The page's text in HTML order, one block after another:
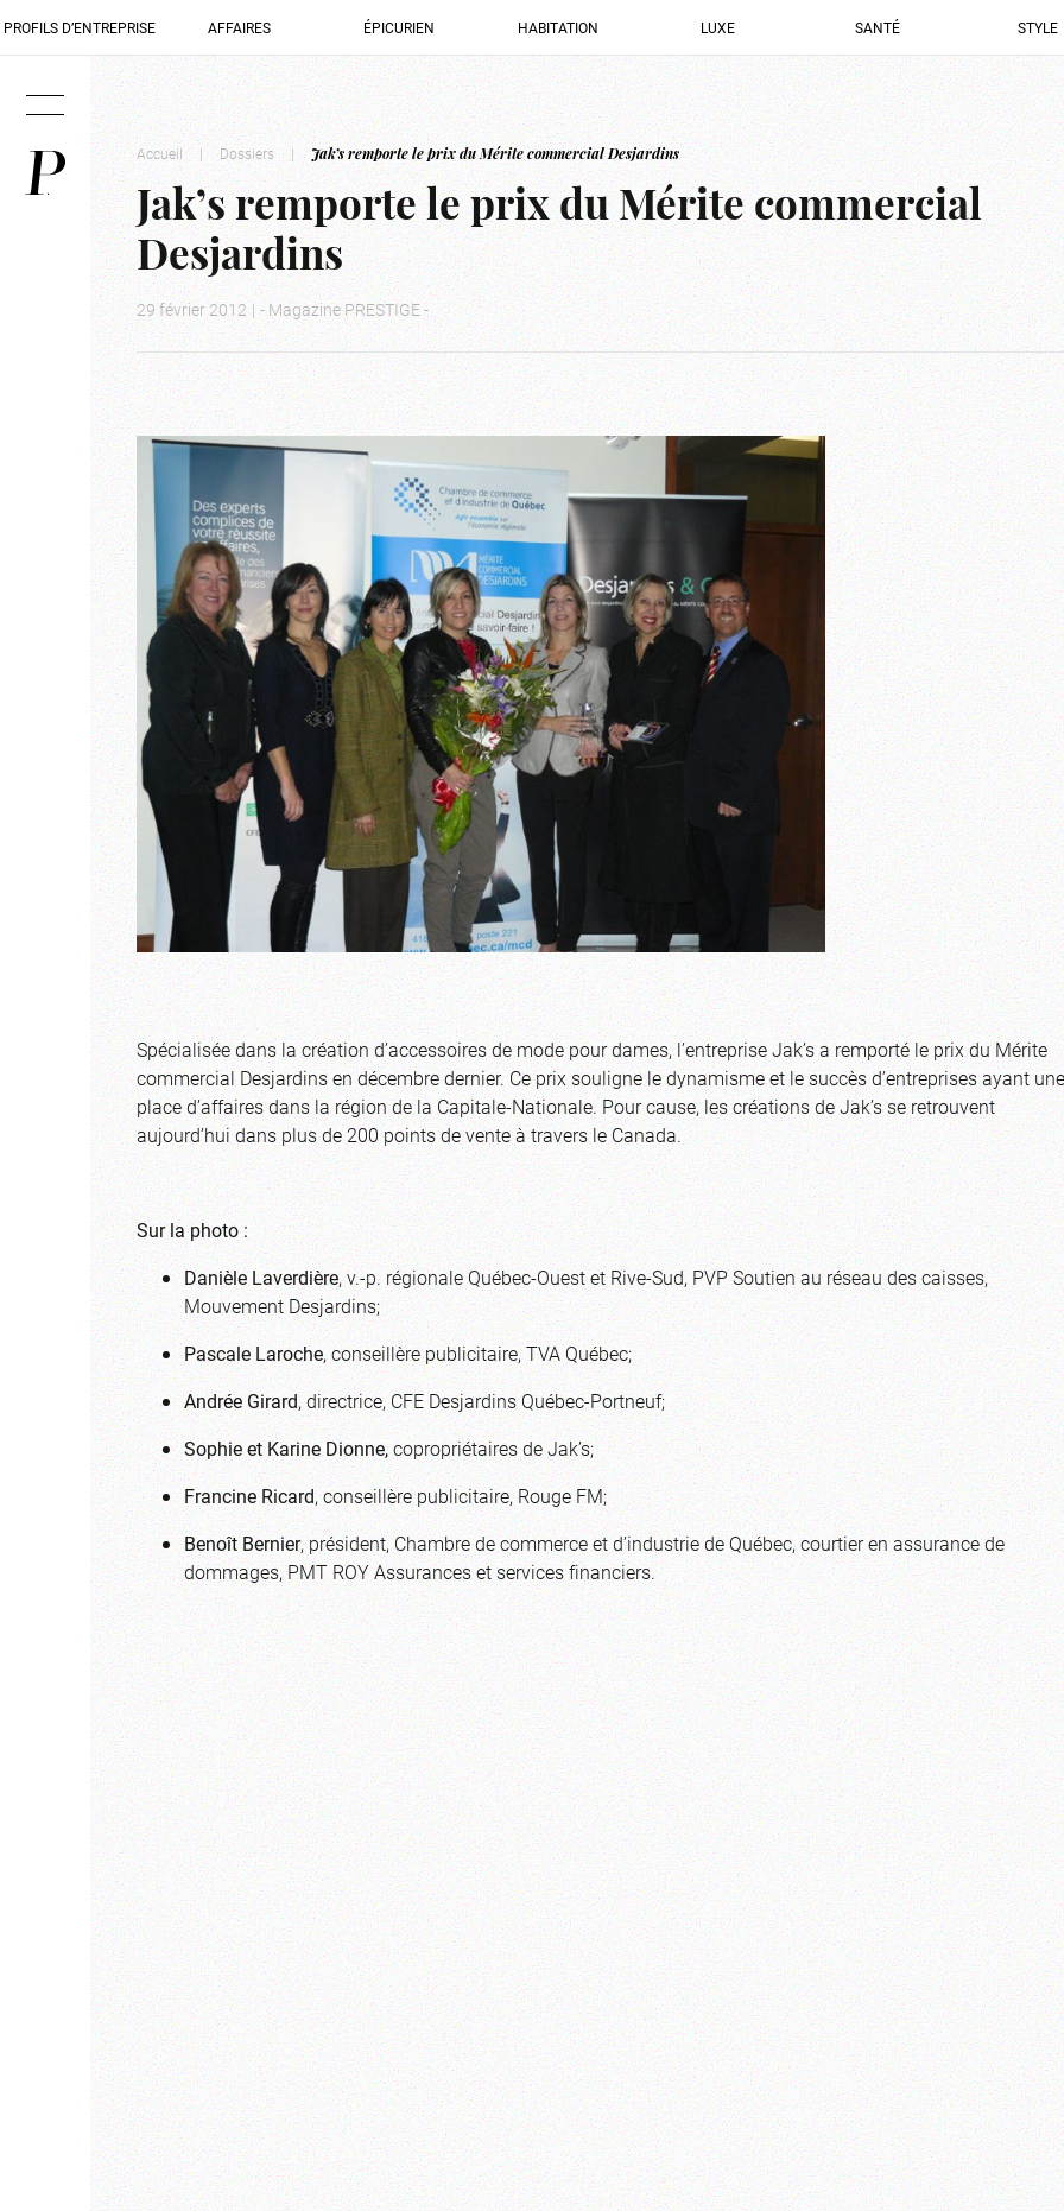
PROFILS D’ENTREPRISE AFFAIRES ÉPICURIEN HABITATION LUXE SANTÉ STYLE
Accueil | Dossiers | Jak’s remporte le prix du Mérite commercial Desjardins
Jak’s remporte le prix du Mérite commercial
Desjardins
29 février 2012 | - Magazine PRESTIGE -
Spécialisée dans la création d’accessoires de mode pour dames, l’entreprise Jak’s a remporté le prix du Mérite
commercial Desjardins en décembre dernier. Ce prix souligne le dynamisme et le succès d’entreprises ayant une
place d’affaires dans la région de la Capitale-Nationale. Pour cause, les créations de Jak’s se retrouvent
aujourd’hui dans plus de 200 points de vente à travers le Canada.
Sur la photo :
Danièle Laverdière, v.-p. régionale Québec-Ouest et Rive-Sud, PVP Soutien au réseau des caisses,
Mouvement Desjardins;
Pascale Laroche, conseillère publicitaire, TVA Québec;
Andrée Girard, directrice, CFE Desjardins Québec-Portneuf;
Sophie et Karine Dionne,copropriétaires de Jak’s;
Francine Ricard, conseillère publicitaire, Rouge FM;
Benoît Bernier, président, Chambre de commerce et d’industrie de Québec, courtier en assurance de
dommages, PMT ROY Assurances et services financiers.